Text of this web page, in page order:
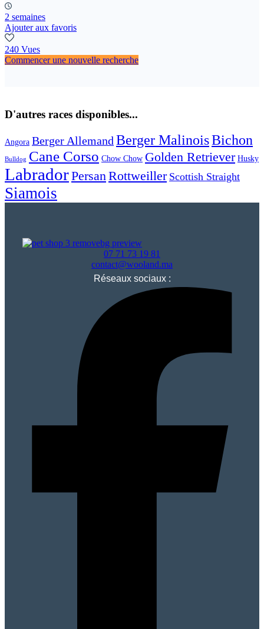
2 semaines
Ajouter aux favoris
240 Vues
Commencer une nouvelle recherche
D'autres races disponibles...
Angora Berger Allemand Berger MalinoisBichon
Bulldog Cane Corso Chow Chow Golden Retriever Husky
LabradorPersanRottweiller Scottish Straight
Siamois
07 71 73 19 81
contact@wooland.ma
Réseaux sociaux :